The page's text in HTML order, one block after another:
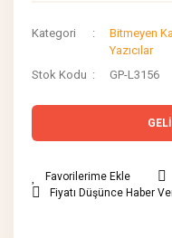
Kategori
Bitmeyen
Yazıcılar
Stok Kodu
GP-L3156
Fiyatı Düşünce Haber